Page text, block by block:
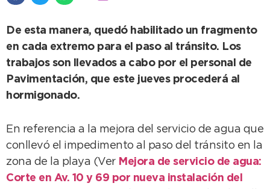
De esta manera, quedó habilitado un fragmento
en cada extremo para el paso al tránsito. Los
trabajos son llevados a cabo por el personal de
Pavimentación, que este jueves procederá al
hormigonado.
En referencia a la mejora del servicio de agua que
conllevó el impedimento al paso del tránsito en la
zona de la playa (Ver Mejora de servicio de agua:
Corte en Av. 10 y 69 por nueva instalación del